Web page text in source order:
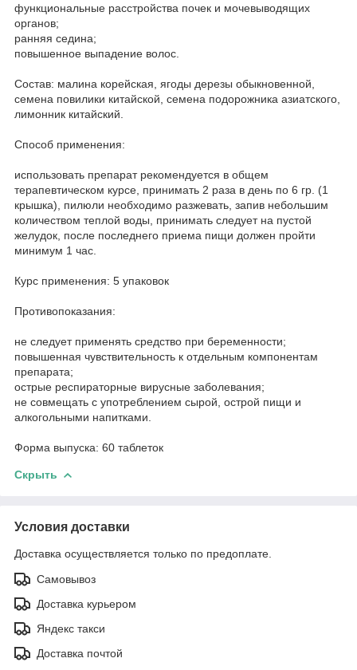
функциональные расстройства почек и мочевыводящих
органов;
ранняя седина;
повышенное выпадение волос.
Состав: малина корейская, ягоды дерезы обыкновенной,
семена повилики китайской, семена подорожника азиатского,
лимонник китайский.
Способ применения:
использовать препарат рекомендуется в общем
терапевтическом курсе, принимать 2 раза в день по 6 гр. (1
крышка), пилюли необходимо разжевать, запив небольшим
количеством теплой воды, принимать следует на пустой
желудок, после последнего приема пищи должен пройти
минимум 1 час.
Курс применения: 5 упаковок
Противопоказания:
не следует применять средство при беременности;
повышенная чувствительность к отдельным компонентам
препарата;
острые респираторные вирусные заболевания;
не совмещать с употреблением сырой, острой пищи и
алкогольными напитками.
Форма выпуска: 60 таблеток
Скрыть
Условия доставки
Доставка осуществляется только по предоплате.
Самовывоз
Доставка курьером
Яндекс такси
Доставка почтой